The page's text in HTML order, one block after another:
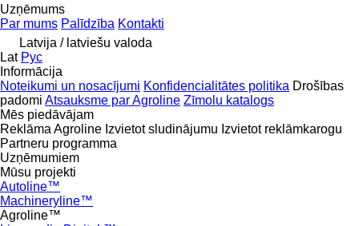
Uzņēmums
Par mums Palīdzība Kontakti
Latvija / latviešu valoda
Lat Рус
Informācija
Noteikumi un nosacījumi Konfidencialitātes politika Drošības
padomi Atsauksme par Agroline Zīmolu katalogs
Mēs piedāvājam
Reklāma Agroline Izvietot sludinājumu Izvietot reklāmkarogu
Partneru programma
Uzņēmumiem
Mūsu projekti
Autoline™
Machineryline™
Agroline™